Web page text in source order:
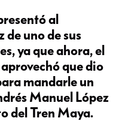
al
uno de sus
ya que ahora, el
que dio
mandarle un
Manuel López
del Tren Maya.